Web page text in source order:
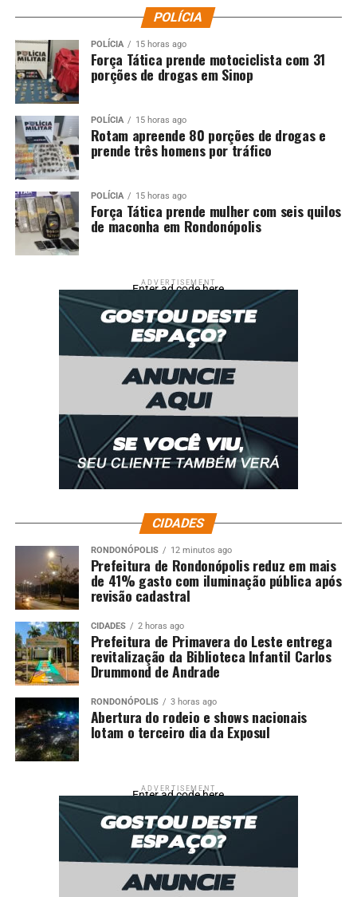
POLÍCIA
POLÍCIA 15 horas ago
Força Tática prende motociclista com 31
porções de drogas em Sinop
POLÍCIA 15 horas ago
Rotam apreende 80 porções de drogas e
prende três homens por tráfico
POLÍCIA 15 horas ago
Força Tática prende mulher com seis quilos
de maconha em Rondonópolis
ADVERTISEMENT
Enter ad code here
CIDADES
RONDONÓPOLIS 12 minutos ago
Prefeitura de Rondonópolis reduz em mais
de 41% gasto com iluminação pública após
revisão cadastral
CIDADES 2 horas ago
Prefeitura de Primavera do Leste entrega
revitalização da Biblioteca Infantil Carlos
Drummond de Andrade
RONDONÓPOLIS 3 horas ago
Abertura do rodeio e shows nacionais
lotam o terceiro dia da Exposul
ADVERTISEMENT
Enter ad code here